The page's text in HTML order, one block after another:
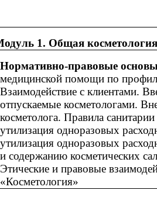
1. Общая косметология
Нормативно-правовые
медицинской помощи по
Взаимодействие с клиентами.
отпускаемые косметологами.
косметолога. Правила
утилизация одноразовых
утилизация одноразовых
и содержанию косметических
Этические и правовые
«Косметология»